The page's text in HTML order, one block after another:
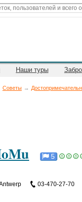
Наши туры
Советы →
5
03-470-27-70